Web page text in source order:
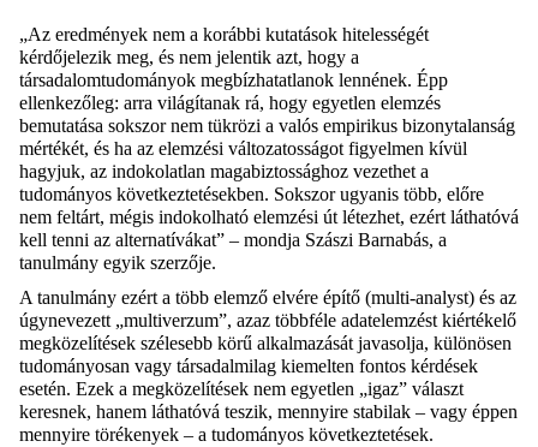
„Az eredmények nem a korábbi kutatások hitelességét
kérdőjelezik meg, és nem jelentik azt, hogy a
társadalomtudományok megbízhatatlanok lennének. Épp
ellenkezőleg: arra világítanak rá, hogy egyetlen elemzés
bemutatása sokszor nem tükrözi a valós empirikus bizonytalanság
mértékét, és ha az elemzési változatosságot figyelmen kívül
hagyjuk, az indokolatlan magabiztossághoz vezethet a
tudományos következtetésekben. Sokszor ugyanis több, előre
nem feltárt, mégis indokolható elemzési út létezhet, ezért láthatóvá
kell tenni az alternatívákat” – mondja Szászi Barnabás, a
tanulmány egyik szerzője.
A tanulmány ezért a több elemző elvére építő (multi-analyst) és az
úgynevezett „multiverzum”, azaz többféle adatelemzést kiértékelő
megközelítések szélesebb körű alkalmazását javasolja, különösen
tudományosan vagy társadalmilag kiemelten fontos kérdések
esetén. Ezek a megközelítések nem egyetlen „igaz” választ
keresnek, hanem láthatóvá teszik, mennyire stabilak – vagy éppen
mennyire törékenyek – a tudományos következtetések.